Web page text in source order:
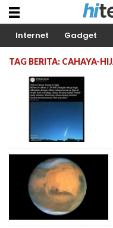
Internet Gadget
TAG BERITA: CAHAYA-